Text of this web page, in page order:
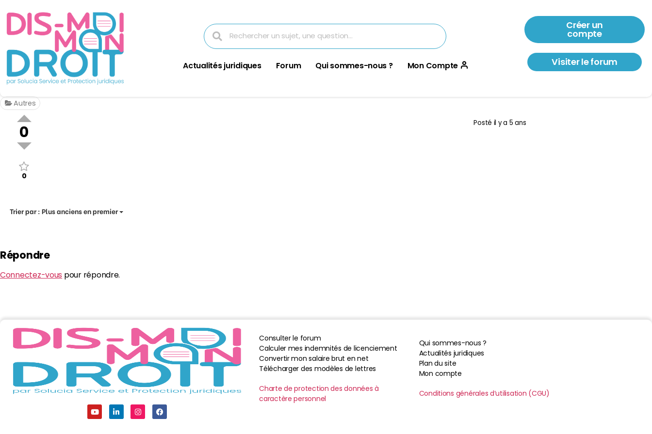
Actualités juridiques Forum Qui sommes-nous ? Mon Compte
Créer un
compte
Visiter le forum
Autres
0
0
Posté il y a 5 ans
Trier par :Plus anciens en premier
Répondre
Connectez-vous pour répondre.
Consulter le forum
Calculer mes indemnités de licenciement
Convertir mon salaire brut en net
Télécharger des modèles de lettres
Charte de protection des données à
caractère personnel
Qui sommes-nous ?
Actualités juridiques
Plan du site
Mon compte
Conditions générales d’utilisation (CGU)